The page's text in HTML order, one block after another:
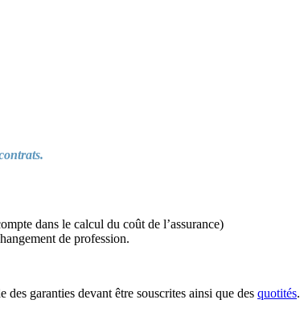
dans le calcul du coût de l’assurance)
de profession.
des garanties devant être souscrites ainsi que des quotités.